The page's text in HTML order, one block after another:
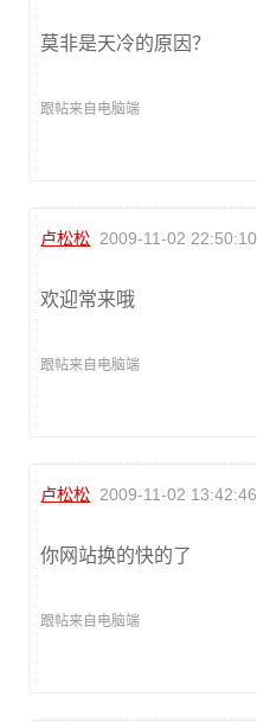
莫非是天冷的原因？
跟帖来自电脑端
卢松松 2009-11-02 22:50:10
欢迎常来哦
跟帖来自电脑端
卢松松 2009-11-02 13:42:46
你网站换的快的了
跟帖来自电脑端